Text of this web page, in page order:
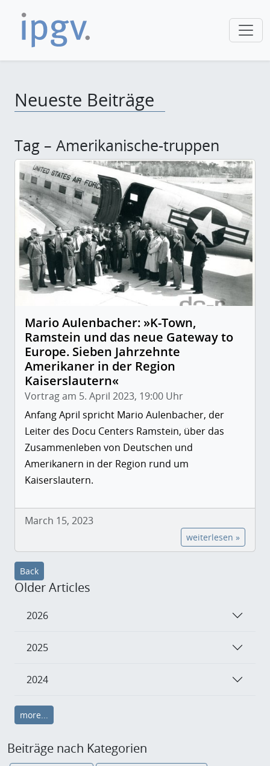
Neueste Beiträge
Tag – Amerikanische-truppen
Mario Aulenbacher: »K-Town,
Ramstein und das neue Gateway to
Europe. Sieben Jahrzehnte
Amerikaner in der Region
Kaiserslautern«
Vortrag am 5. April 2023, 19:00 Uhr
Anfang April spricht Mario Aulenbacher, der
Leiter des Docu Centers Ramstein, über das
Zusammenleben von Deutschen und
Amerikanern in der Region rund um
Kaiserslautern.
March 15, 2023
weiterlesen »
Back
Older Articles
2026
2025
2024
more...
Beiträge nach Kategorien